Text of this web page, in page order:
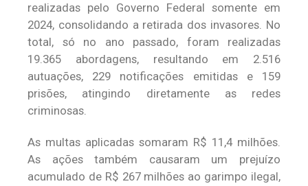
realizadas pelo Governo Federal somente em
2024, consolidando a retirada dos invasores. No
total, só no ano passado, foram realizadas
19.365 abordagens, resultando em 2.516
autuações, 229 notificações emitidas e 159
prisões, atingindo diretamente as redes
criminosas.
As multas aplicadas somaram R$ 11,4 milhões.
As ações também causaram um prejuízo
acumulado de R$ 267 milhões ao garimpo ilegal,